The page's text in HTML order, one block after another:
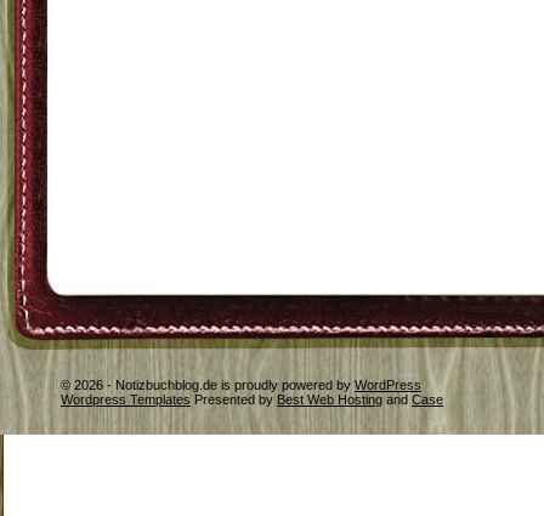
© 2026 - Notizbuchblog.de is proudly powered by WordPress
Wordpress Templates Presented by Best Web Hosting and Case